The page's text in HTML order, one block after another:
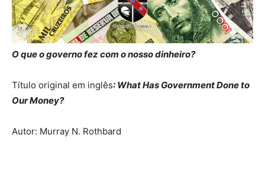
O que o governo fez com o nosso dinheiro?
Título original em inglês: What Has Government Done to
Our Money?
Autor: Murray N. Rothbard